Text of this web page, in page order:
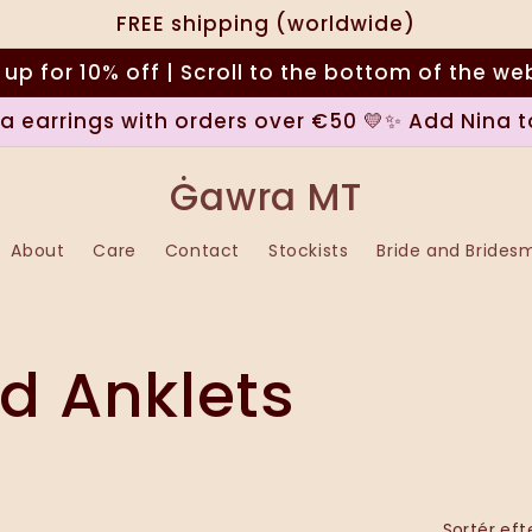
FREE shipping (worldwide)
up for 10% off | Scroll to the bottom of the
earrings with orders over €50 💛✨ Add Nina
Ġawra MT
About Care Contact Stockists Bride and
Anklets